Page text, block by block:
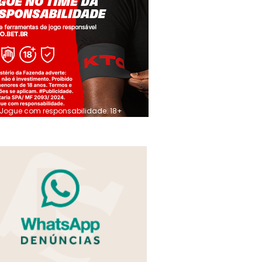
Jogue com responsabilidade. 18+